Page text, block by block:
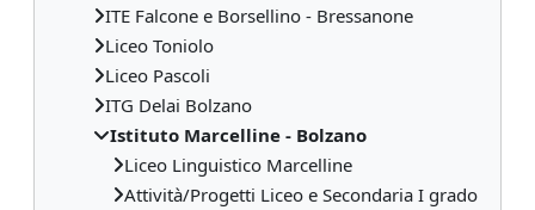
ITE Falcone e Borsellino - Bressanone
Liceo Toniolo
Liceo Pascoli
ITG Delai Bolzano
Istituto Marcelline - Bolzano
Liceo Linguistico Marcelline
Attività/Progetti Liceo e Secondaria I grado